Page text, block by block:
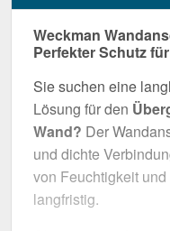
Weckman
Perfekter Schutz
Sie suchen eine
Lösung für den
Wand? Der
und dichte
von Feuchtigkeit
langfristig.